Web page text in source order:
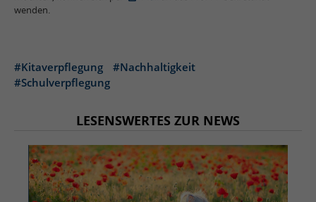
wenden.
#Kitaverpflegung
#Nachhaltigkeit
#Schulverpflegung
LESENSWERTES ZUR NEWS